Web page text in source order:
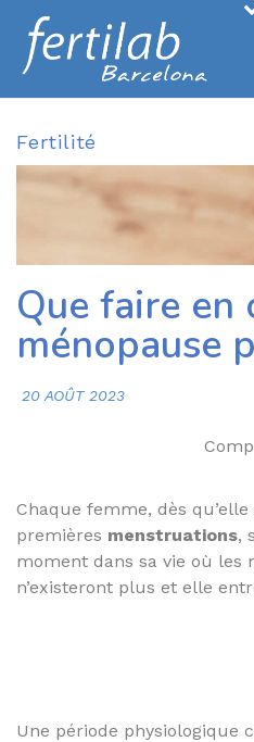
Fertilité
Que faire en
ménopause
20 AOÛT 2023
Chaque femme, dès
premières menstruations,
moment dans sa vie où les
n’existeront plus et elle
Une période physiologique